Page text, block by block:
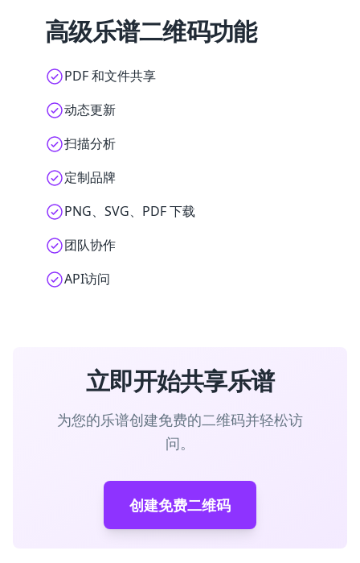
高级乐谱二维码功能
PDF 和文件共享
动态更新
扫描分析
定制品牌
PNG、SVG、PDF 下载
团队协作
API访问
立即开始共享乐谱
为您的乐谱创建免费的二维码并轻松访
问。
创建免费二维码